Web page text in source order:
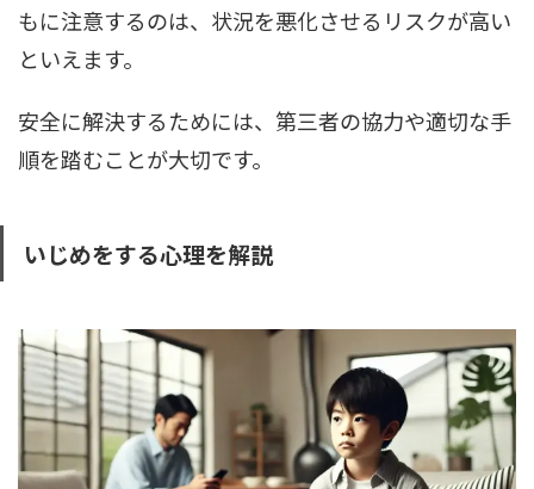
もに注意するのは、状況を悪化させるリスクが高い
といえます。
安全に解決するためには、第三者の協力や適切な手
順を踏むことが大切です。
いじめをする心理を解説